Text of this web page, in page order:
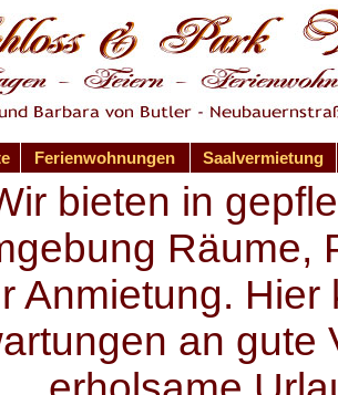
Ferienwohnungen Saalvermietung
bieten in
Räume,
Anmietung.
an gute